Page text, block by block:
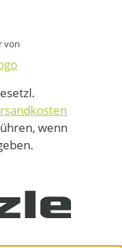
von
wenn